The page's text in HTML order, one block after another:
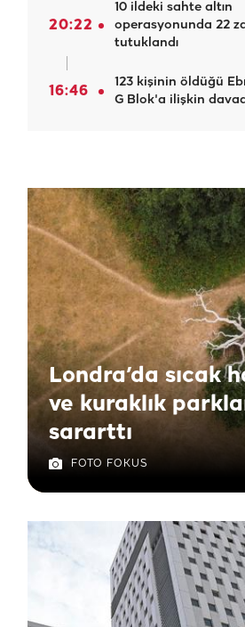
20:22
10 ildeki sahte altın
operasyonunda 22
tutuklandı
16:46
123 kişinin öldüğü
G Blok'a ilişkin
Londra’da sıcak
ve kuraklık
sararttı
FOTO FOKUS